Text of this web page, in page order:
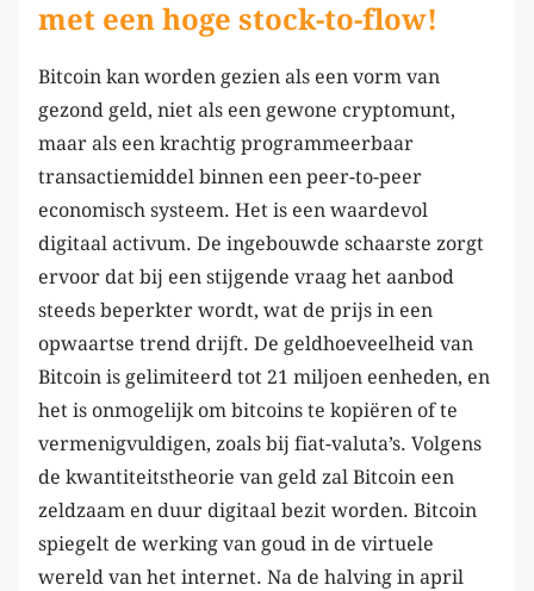
met een hoge stock-to-flow!
Bitcoin kan worden gezien als een vorm van
gezond geld, niet als een gewone cryptomunt,
maar als een krachtig programmeerbaar
transactiemiddel binnen een peer-to-peer
economisch systeem. Het is een waardevol
digitaal activum. De ingebouwde schaarste zorgt
ervoor dat bij een stijgende vraag het aanbod
steeds beperkter wordt, wat de prijs in een
opwaartse trend drijft. De geldhoeveelheid van
Bitcoin is gelimiteerd tot 21 miljoen eenheden, en
het is onmogelijk om bitcoins te kopiëren of te
vermenigvuldigen, zoals bij fiat-valuta’s. Volgens
de kwantiteitstheorie van geld zal Bitcoin een
zeldzaam en duur digitaal bezit worden. Bitcoin
spiegelt de werking van goud in de virtuele
wereld van het internet. Na de halving in april